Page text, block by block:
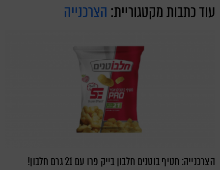
עוד כתבות מקטגוריית: הצרכנייה
הצרכנייה: חטיף בוטנים חלבון בייק פרו עם 21 גרם חלבון!